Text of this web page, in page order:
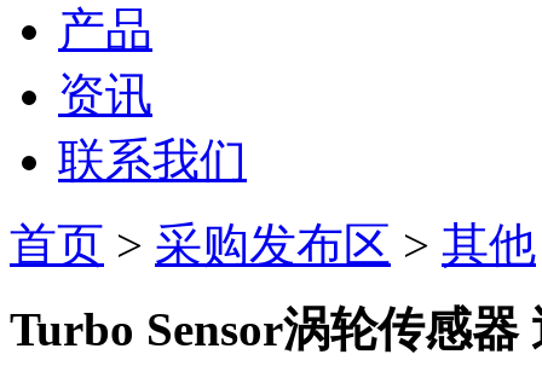
产品
资讯
联系我们
首页 > 采购发布区 > 其他
Turbo Sensor涡轮传感器